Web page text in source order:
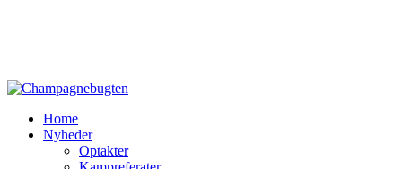
Home
Nyheder
Optakter